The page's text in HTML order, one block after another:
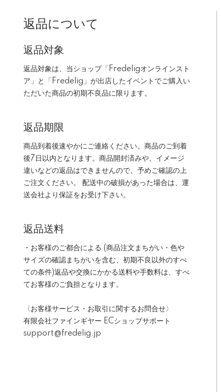
返品について
返品対象
返品対象は、当ショップ「Fredeligオンラインスト
ア」と「Fredelig」が出店したイベントでご購入い
ただいた商品の初期不良品に限ります。
返品期限
商品到着後速やかにご連絡ください。商品のご到着
後7日以内となります。商品開封済みや、イメージ
違いなどの返品はできませんので、予めご確認の上
ご注文ください。 配送中の破損があった場合は、運
送会社より保証をお受け下さい。
返品送料
・お客様のご都合による (商品注文まちがい・色や
サイズの確認まちがいを含む、初期不良以外のすべ
ての条件)返品や交換にかかる送料や手数料は、すべ
てお客様のご負担となります。
〈お客様サービス・お取引に関するお問合せ〉
有限会社ファインギヤー ECショップサポート
support@fredelig.jp